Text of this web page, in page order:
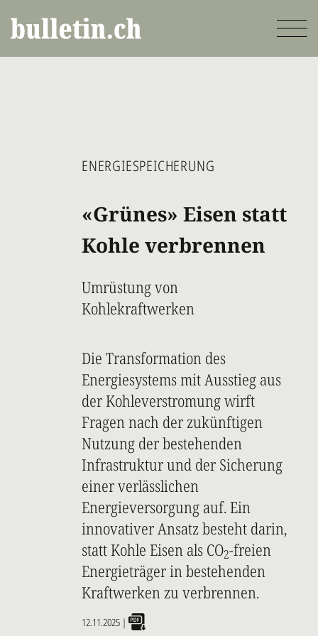
zum
Inhalt
ENERGIESPEICHERUNG
«Grünes» Eisen statt
Kohle verbrennen
Umrüstung von
Kohlekraftwerken
Die Transformation des
Energiesystems mit Ausstieg aus
der Kohleverstromung wirft
Fragen nach der zukünftigen
Nutzung der bestehenden
Infrastruktur und der Sicherung
einer verlässlichen
Energieversorgung auf. Ein
innovativer Ansatz besteht darin,
statt Kohle Eisen als CO2-freien
Energieträger in bestehenden
Kraftwerken zu verbrennen.
12.11.2025 |